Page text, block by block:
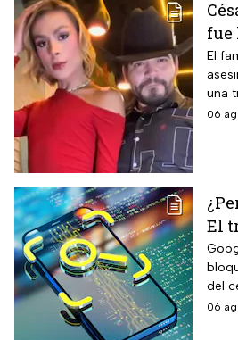
fue
El
una
06
El
del
06